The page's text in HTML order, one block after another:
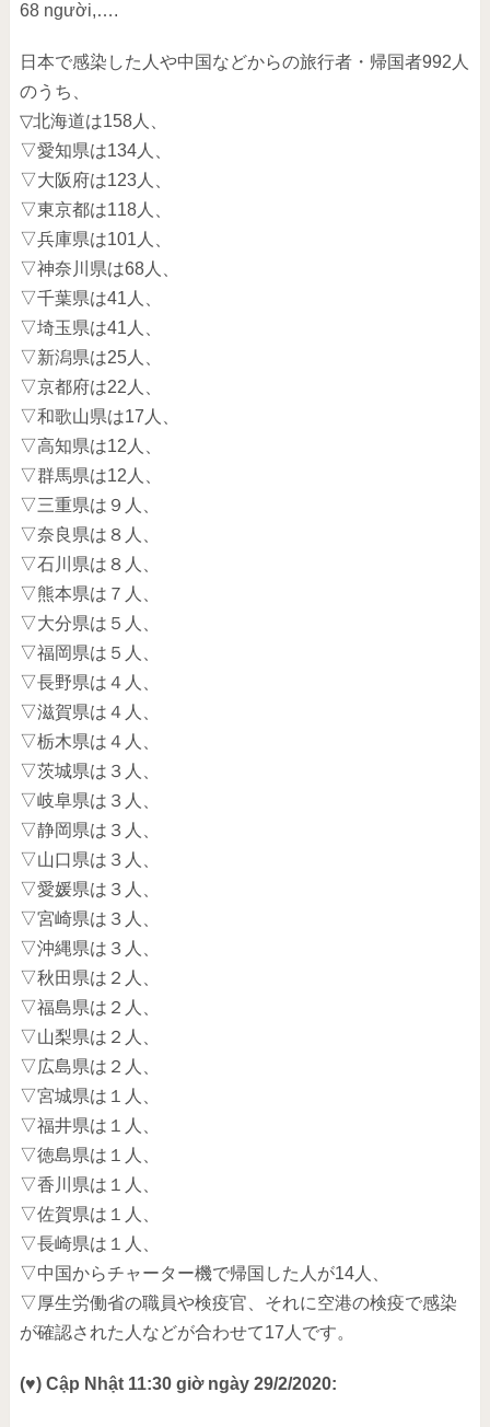
68 người,….
日本で感染した人や中国などからの旅行者・帰国者992人
のうち、
▽北海道は158人、
▽愛知県は134人、
▽大阪府は123人、
▽東京都は118人、
▽兵庫県は101人、
▽神奈川県は68人、
▽千葉県は41人、
▽埼玉県は41人、
▽新潟県は25人、
▽京都府は22人、
▽和歌山県は17人、
▽高知県は12人、
▽群馬県は12人、
▽三重県は９人、
▽奈良県は８人、
▽石川県は８人、
▽熊本県は７人、
▽大分県は５人、
▽福岡県は５人、
▽長野県は４人、
▽滋賀県は４人、
▽栃木県は４人、
▽茨城県は３人、
▽岐阜県は３人、
▽静岡県は３人、
▽山口県は３人、
▽愛媛県は３人、
▽宮崎県は３人、
▽沖縄県は３人、
▽秋田県は２人、
▽福島県は２人、
▽山梨県は２人、
▽広島県は２人、
▽宮城県は１人、
▽福井県は１人、
▽徳島県は１人、
▽香川県は１人、
▽佐賀県は１人、
▽長崎県は１人、
▽中国からチャーター機で帰国した人が14人、
▽厚生労働省の職員や検疫官、それに空港の検疫で感染
が確認された人などが合わせて17人です。
(♥) Cập Nhật 11:30 giờ ngày 29/2/2020: